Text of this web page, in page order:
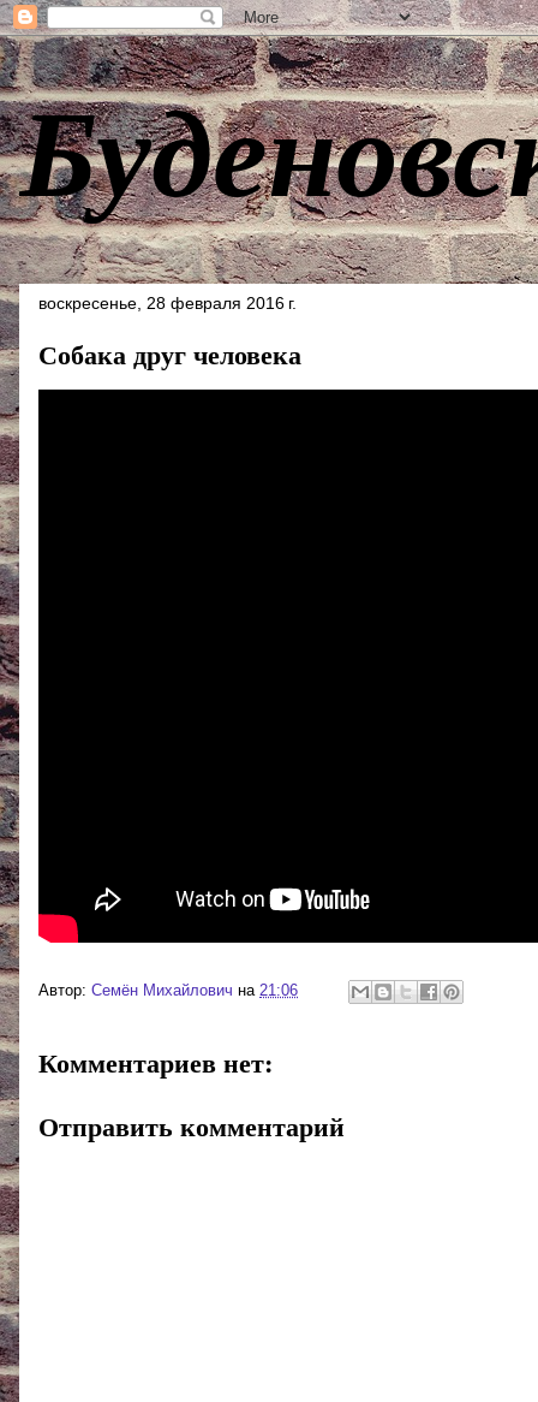
воскресенье, 28 февраля 2016 г.
Собака друг человека
Автор: Cемён Михайлович на 21:06
Комментариев нет:
Отправить комментарий